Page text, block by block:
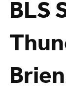
Chargement
BLS